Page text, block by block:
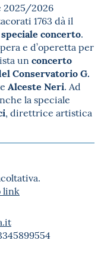
2025/2026
1763 dà il
concerto.
e d’operetta per
un concerto
Conservatorio G.
Alceste Neri. Ad
la speciale
, direttrice artistica
link